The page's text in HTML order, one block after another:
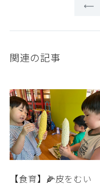
関連の記事
【食育】🌽皮をむい